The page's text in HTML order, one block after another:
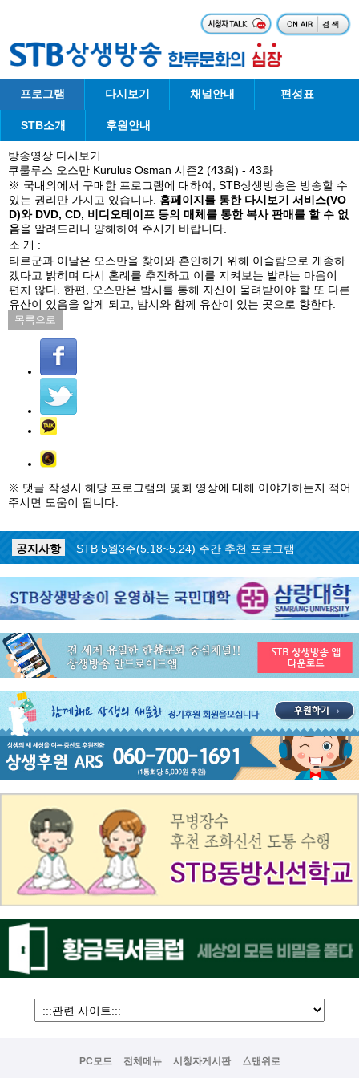
프로그램 다시보기 채널안내 편성표
STB소개 후원안내
방송영상 다시보기
쿠룰루스 오스만 Kurulus Osman 시즌2 (43회) - 43화
※ 국내외에서 구매한 프로그램에 대하여, STB상생방송은 방송할 수
있는 권리만 가지고 있습니다. 홈페이지를 통한 다시보기 서비스(VO
D)와 DVD, CD, 비디오테이프 등의 매체를 통한 복사 판매를 할 수 없
음을 알려드리니 양해하여 주시기 바랍니다.
소 개 :
타르군과 이날은 오스만을 찾아와 혼인하기 위해 이슬람으로 개종하
겠다고 밝히며 다시 혼례를 추진하고 이를 지켜보는 발라는 마음이
편치 않다. 한편, 오스만은 밤시를 통해 자신이 물려받아야 할 또 다른
유산이 있음을 알게 되고, 밤시와 함께 유산이 있는 곳으로 향한다.
목록으로
※ 댓글 작성시 해당 프로그램의 몇회 영상에 대해 이야기하는지 적어
주시면 도움이 됩니다.
공지사항 ON AIR 서비스 장애 복구 안내
공지사항
STB 5월4주(5.25~5.31) 주간 추천 프로그램
공지사항
STB 5월3주(5.18~5.24) 주간 추천 프로그램
공지사항
STB 4월마지막주(4.27~5.3) 주간 추천 프로그램
STB 4월4주(4.20~4.26) 주간 추천 프로그램
공지사항
STB 4월2주(4.6~4.12) 주간 추천 프로그램
공지사항
STB 4월1주(3.30~4.5) 주간 추천 프로그램
공지사항
STB 3월4주(3.23~3.29) 주간 추천 프로그램
PC모드 전체메뉴 시청자게시판 △맨위로